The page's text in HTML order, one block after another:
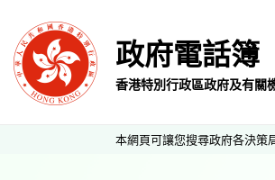
政府電話簿
香港特別行政區政府及有關
本網頁可讓您搜尋政府各決策